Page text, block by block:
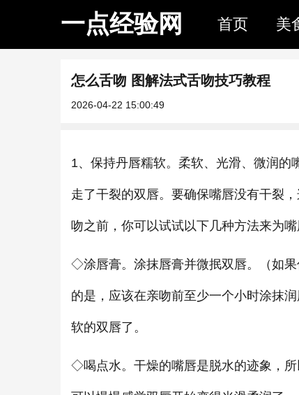
一点经验网 首页 美
怎么舌吻 图解法式舌吻技巧教程
2026-04-22 15:00:49
1、保持丹唇糯软。柔软、光滑、微润
走了干裂的双唇。要确保嘴唇没有干裂
吻之前，你可以试试以下几种方法来为嘴
◇涂唇膏。涂抹唇膏并微抿双唇。（如
的是，应该在亲吻前至少一个小时涂抹
软的双唇了。
◇喝点水。干燥的嘴唇是脱水的迹象，